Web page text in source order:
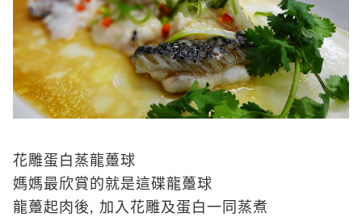
花雕蛋白蒸龍躉球
媽媽最欣賞的就是這碟龍躉球
龍躉起肉後, 加入花雕及蛋白一同蒸煮